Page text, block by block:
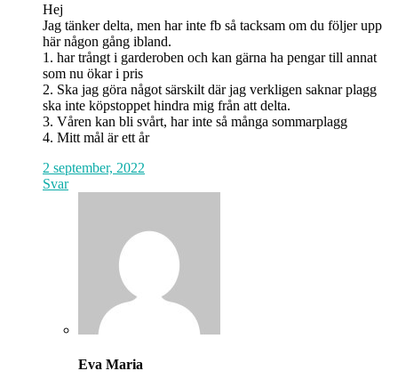
Hej
Jag tänker delta, men har inte fb så tacksam om du följer upp
här någon gång ibland.
1. har trångt i garderoben och kan gärna ha pengar till annat
som nu ökar i pris
2. Ska jag göra något särskilt där jag verkligen saknar plagg
ska inte köpstoppet hindra mig från att delta.
3. Våren kan bli svårt, har inte så många sommarplagg
4. Mitt mål är ett år
2 september, 2022
Svar
Eva Maria